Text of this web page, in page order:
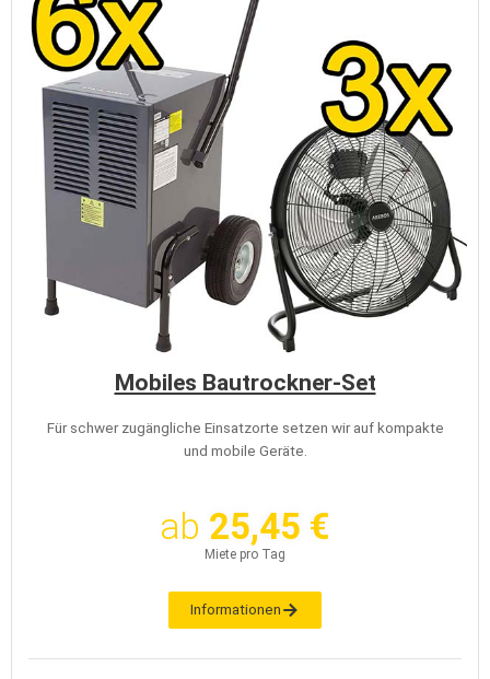
Mobiles Bautrockner-Set
Für schwer zugängliche Einsatzorte setzen wir auf kompakte
und mobile Geräte.
ab 25,45 €
Miete pro Tag
Informationen